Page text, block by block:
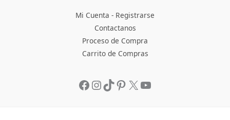
Mi Cuenta - Registrarse
Contactanos
Proceso de Compra
Carrito de Compras